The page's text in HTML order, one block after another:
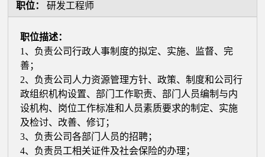
限
公
司
职位： 研发工程师
职位描述：
1、负责公司行政人事制度的拟定、实施、监督、完
善；
2、负责公司人力资源管理方针、政策、制度和公司行
政组织机构设置、部门工作职责、部门人员编制与内
设机构、岗位工作标准和人员素质要求的制定、实施
及检讨、改善、修订；
3、负责公司各部门人员的招聘；
4、负责员工相关证件及社会保险的办理；